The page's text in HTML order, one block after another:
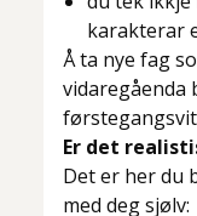
karakterar
Å ta nye fag
vidaregåenda
Er det
Det er her du
med deg sjølv: